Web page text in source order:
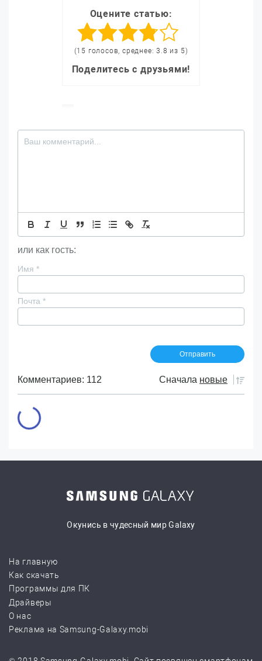
Оцените статью:
(15 голосов, среднее: 3.8 из 5)
Поделитесь с друзьями!
или как гость:
Имя *
Почта *
Комментариев: 112 Сначала новые
Окунись в чудесный мир Galaxy
На главную
Как скачать
Программы для ПК
Драйверы
О нас
Реклама на Samsung-Galaxy.mobi